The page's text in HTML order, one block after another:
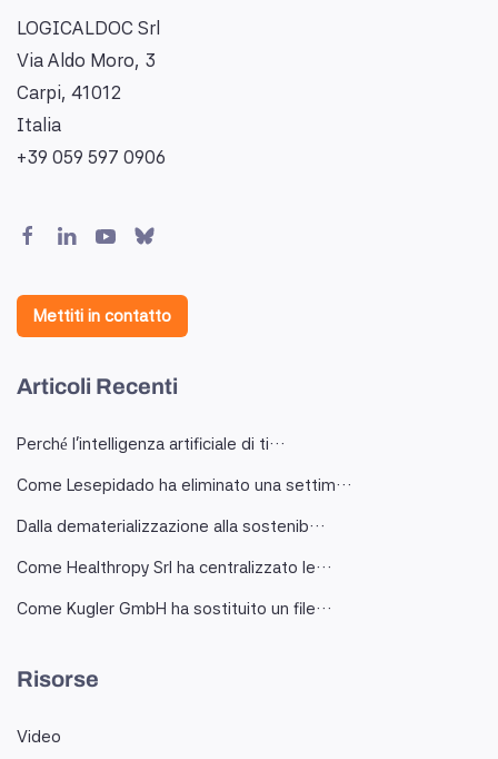
LOGICALDOC Srl
Via Aldo Moro, 3
Carpi, 41012
Italia
+39 059 597 0906
Mettiti in contatto
Articoli Recenti
Perché l'intelligenza artificiale di ti…
Come Lesepidado ha eliminato una settim…
Dalla dematerializzazione alla sostenib…
Come Healthropy Srl ha centralizzato le…
Come Kugler GmbH ha sostituito un file…
Risorse
Video